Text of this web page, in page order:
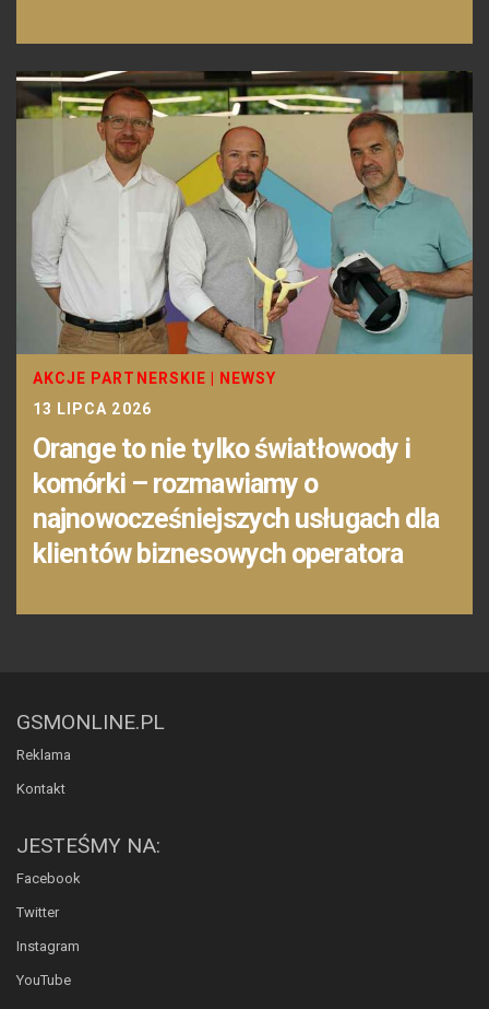
AKCJE PARTNERSKIE
NEWSY
13 LIPCA 2026
Orange to nie tylko światłowody i
komórki – rozmawiamy o
najnowocześniejszych usługach dla
klientów biznesowych operatora
GSMONLINE.PL
Reklama
Kontakt
JESTEŚMY NA:
Facebook
Twitter
Instagram
YouTube